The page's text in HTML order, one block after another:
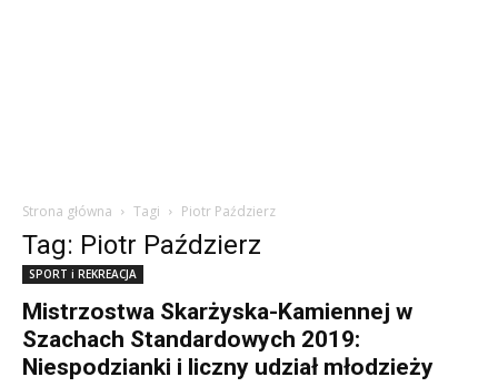
Strona główna Tagi Piotr Paździerz
Tag: Piotr Paździerz
SPORT i REKREACJA
Mistrzostwa Skarżyska-Kamiennej w
Szachach Standardowych 2019:
Niespodzianki i liczny udział młodzieży